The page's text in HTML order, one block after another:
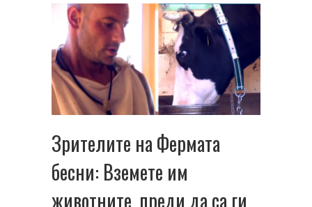
Зрителите на Фермата
бесни: Вземете им
животните, преди да са ги